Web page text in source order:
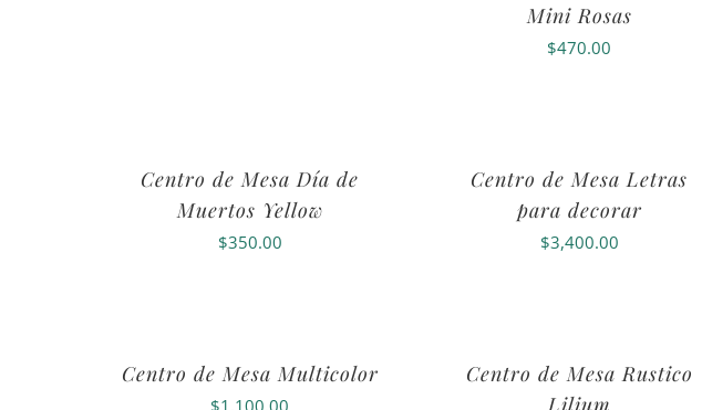
Mini Rosas
$470.00
Centro de Mesa Día de
Muertos Yellow
$350.00
Centro de Mesa Letras
para decorar
$3,400.00
Centro de Mesa Multicolor
Centro de Mesa Rustico
Lilium